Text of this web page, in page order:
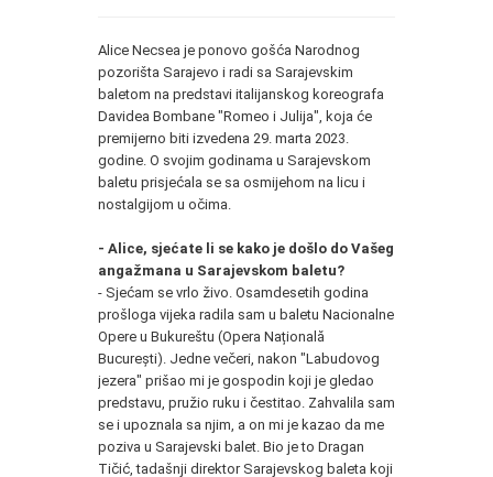
Alice Necsea je ponovo gošća Narodnog
pozorišta Sarajevo i radi sa Sarajevskim
baletom na predstavi italijanskog koreografa
Davidea Bombane "Romeo i Julija", koja će
premijerno biti izvedena 29. marta 2023.
godine. O svojim godinama u Sarajevskom
baletu prisjećala se sa osmijehom na licu i
nostalgijom u očima.
- Alice, sjećate li se kako je došlo do Vašeg
angažmana u Sarajevskom baletu?
- Sjećam se vrlo živo. Osamdesetih godina
prošloga vijeka radila sam u baletu Nacionalne
Opere u Bukureštu (Opera Națională
București). Jedne večeri, nakon "Labudovog
jezera" prišao mi je gospodin koji je gledao
predstavu, pružio ruku i čestitao. Zahvalila sam
se i upoznala sa njim, a on mi je kazao da me
poziva u Sarajevski balet. Bio je to Dragan
Tičić, tadašnji direktor Sarajevskog baleta koji